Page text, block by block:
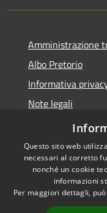
Amministrazione
Albo Pretorio
Informativa
Note legali
Dichiarazione di
Accessibilità
Questo sito web
necessari al corretto
nonché un cookie
informazioni
Per maggiori dettagli,